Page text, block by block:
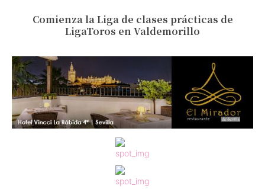
Comienza la Liga de clases prácticas de
LigaToros en Valdemorillo